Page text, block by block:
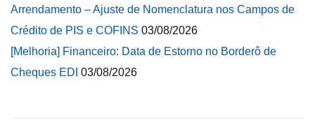
Arrendamento – Ajuste de Nomenclatura nos Campos de
Crédito de PIS e COFINS 03/08/2026
[Melhoria] Financeiro: Data de Estorno no Borderô de
Cheques EDI 03/08/2026